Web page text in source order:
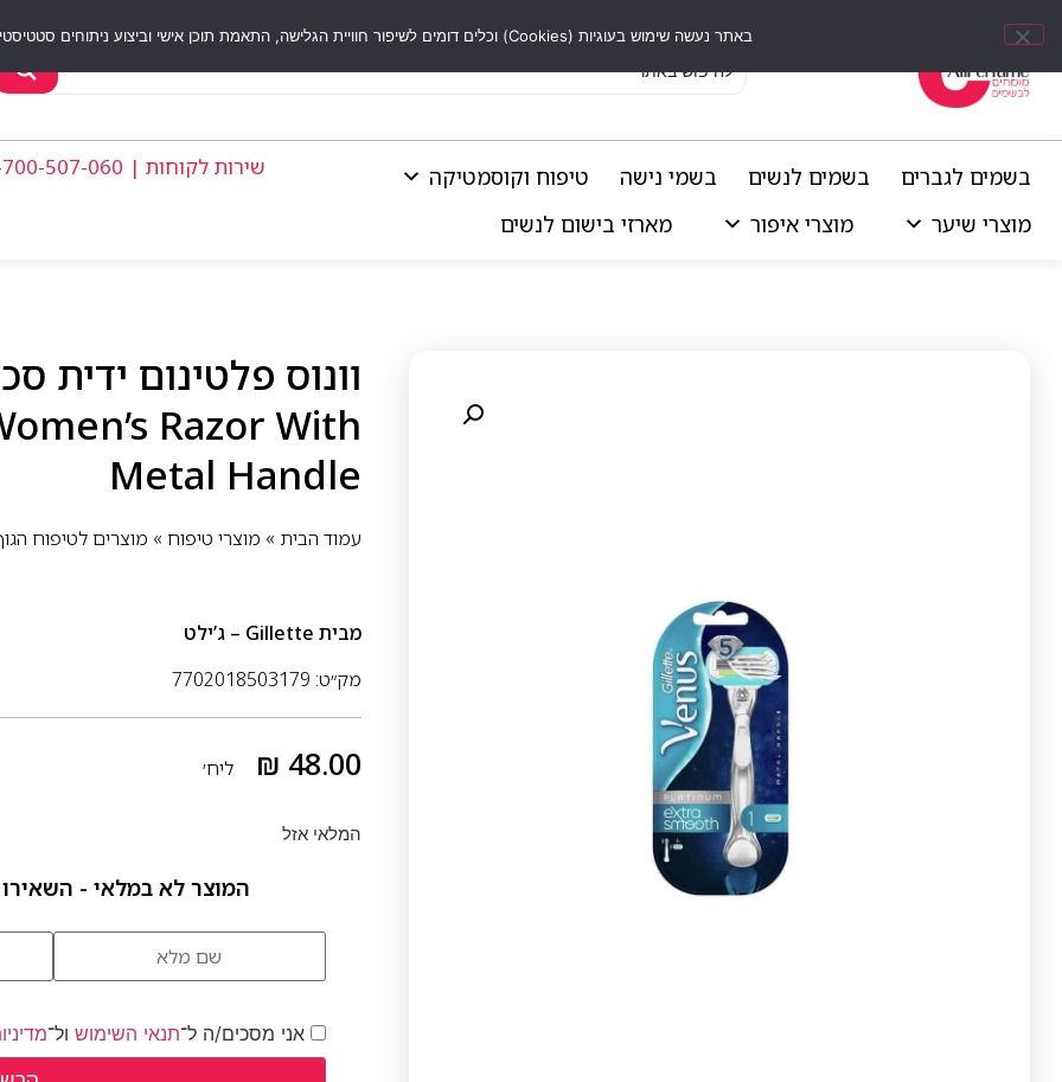
בשמים לגברים בשמים לנשים בשמי נישה
טיפוח וקוסמטיקה
מוצרי שיער
מוצרי איפור מארזי בישום לנשים
שירות לקוחות | 1-700-507-060
Razor With
Metal Handle
עמוד הבית » מוצרי טיפוח » מוצרים לטיפוח
מבית Gillette – ג’ילט
מק״ט: 7702018503179
₪ 48.00 ליח׳
המלאי אזל
המוצר לא במלאי - השאירו
אני מסכים/ה ל־תנאי השימוש ול־
באתר נעשה שימוש בעוגיות (Cookies) וכלים דומים לשיפור חוויית הגלישה, התאמת תוכן אישי וביצוע ניתוחים סטטיסטיים.